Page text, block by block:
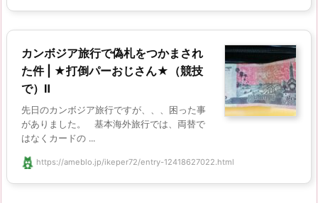
カンボジア旅行で偽札をつかまされ
た件 | ★打倒パーおじさん★（競技
で）Ⅱ
先日のカンボジア旅行ですが、、、困った事
がありました。 基本海外旅行では、両替で
はなくカードの ...
https://ameblo.jp/ikeper72/entry-12418627022.html